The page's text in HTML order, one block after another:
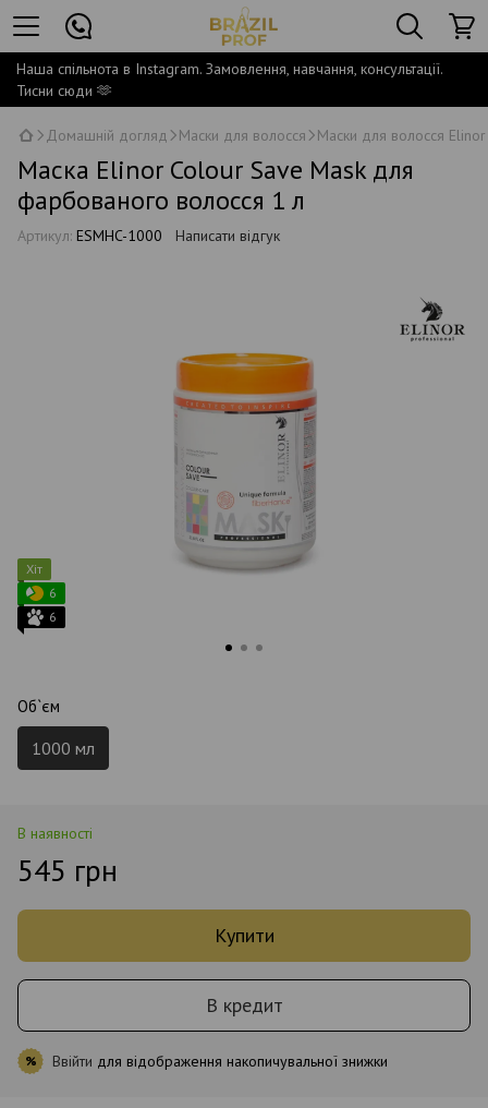
Наша спільнота в Instagram. Замовлення, навчання, консультації.
Тисни сюди 🫶
Домашній догляд Маски для волосся Маски для волосся
Маска Elinor Colour Save Mask для
фарбованого волосся 1 л
Артикул: ESMHC-1000 Написати відгук
Хіт
6
6
Об`єм
1000 мл
В наявності
545 грн
Купити
В кредит
% Ввійти для відображення накопичувальної знижки